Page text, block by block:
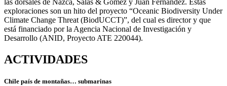
las dorsales de Nazca, Salas & Gómez y Juan Fernández. Estas
exploraciones son un hito del proyecto “Oceanic Biodiversity Under
Climate Change Threat (BiodUCCT)”, del cual es director y que
está financiado por la Agencia Nacional de Investigación y
Desarrollo (ANID, Proyecto ATE 220044).
ACTIVIDADES
Chile país de montañas… submarinas